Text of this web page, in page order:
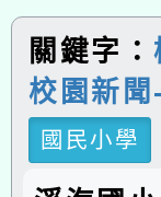
關鍵字：
校園新
國民小學